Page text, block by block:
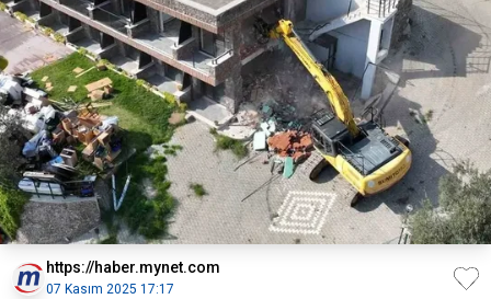
https://haber.mynet.com
07 Kasım 2025 17:17